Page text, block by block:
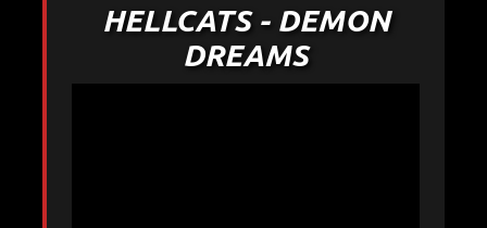
HELLCATS - DEMON
DREAMS